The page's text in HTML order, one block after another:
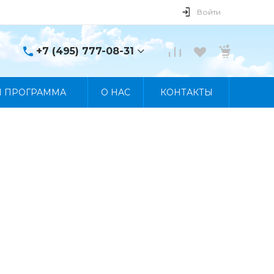
Войти
+7 (495) 777-08-31
+7 (495) 777-08-31
ПРОГРАММА О НАС КОНТАКТЫ